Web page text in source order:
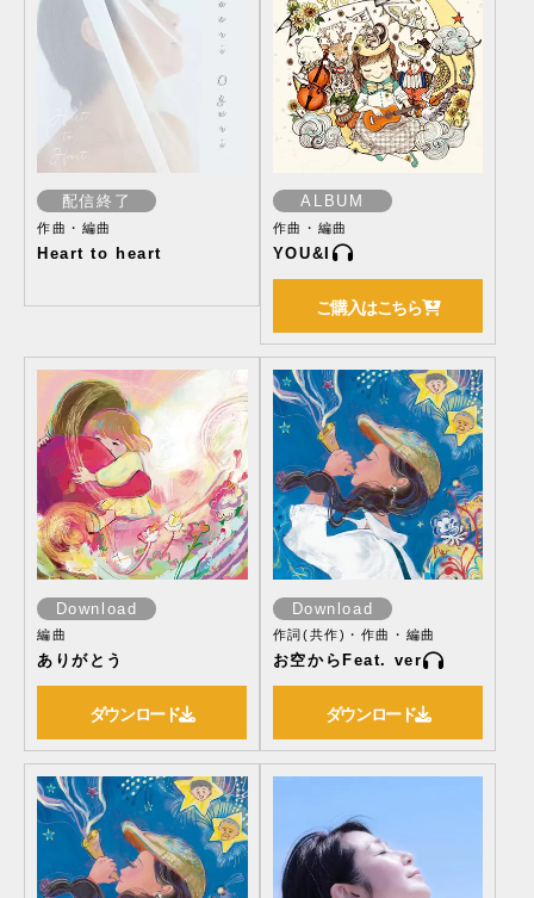
配信終了
作曲・編曲
Heart to heart
ALBUM
作曲・編曲
YOU&I
ご購入はこちら
Download
編曲
ありがとう
ダウンロード
Download
作詞(共作)・作曲・編曲
お空からFeat. ver
ダウンロード